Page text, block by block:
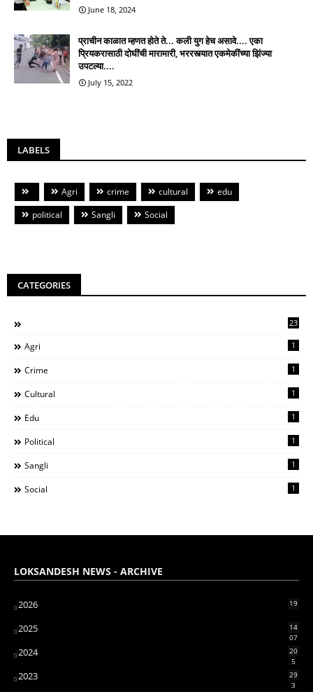
June 18, 2024
प्राचीन काळात म्हणत होते ते... कली युग हेच असावे.... एका
प्रियकरासाठी दोघींची मारामारी, भररस्त्यात एकमेकींच्या झिंज्या
उपटल्या....
July 15, 2022
LABELS
Agri crime cultural
edu
political
Sangli Social
CATEGORIES
23
Agri 1
Crime 1
Cultural 1
Edu 1
Political 1
Sangli 1
Social 1
LOKSANDESH NEWS - ARCHIVE
2026 19
2025
14
07
2024
20
5
2023
29
3